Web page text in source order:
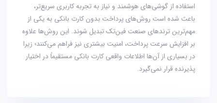
استفاده از گوشی‌های هوشمند و نیاز به تجربه کاربری سریع‌تر،
باعث شده است روش‌های پرداخت بدون کارت بانکی به یکی از
مهم‌ترین ترندهای صنعت فین‌تک تبدیل شوند. این روش‌ها علاوه
بر افزایش سرعت پرداخت، امنیت بیشتری نیز فراهم می‌کنند؛ زیرا
در بسیاری از آن‌ها اطلاعات واقعی کارت بانکی مستقیماً در اختیار
پذیرنده قرار نمی‌گیرد.